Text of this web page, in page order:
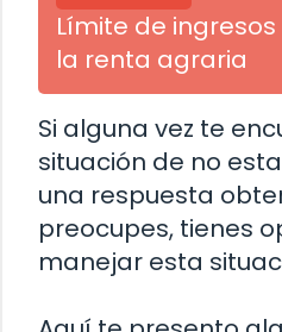
Límite de
la renta agraria
Si alguna vez te
situación de no
una respuesta
preocupes, tienes
manejar esta